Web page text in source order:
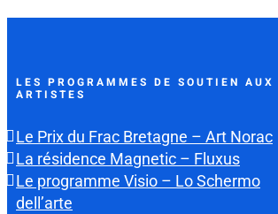
LES PROGRAMMES DE SOUTIEN AUX
ARTISTES
Le Prix du Frac Bretagne – Art Norac
La résidence Magnetic – Fluxus
Le programme Visio – Lo Schermo
dell’arte